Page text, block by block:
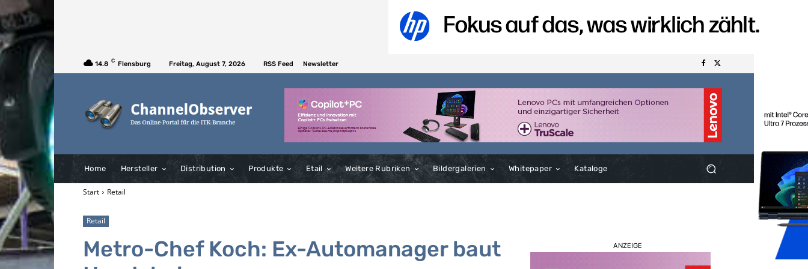
14.8 C Flensburg Freitag, August 7, 2026 RSS Feed Newsletter
Home Hersteller Distribution Produkte Etail Weitere Rubriken Bildergalerien Whitepaper Kataloge
Start Retail
Retail
Metro-Chef Koch: Ex-Automanager baut
ANZEIGE